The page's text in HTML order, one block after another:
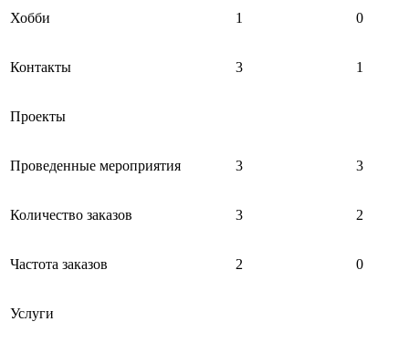
Хобби 1 0
Контакты 3 1
Проекты
Проведенные мероприятия 3 3
Количество заказов 3 2
Частота заказов 2 0
Услуги